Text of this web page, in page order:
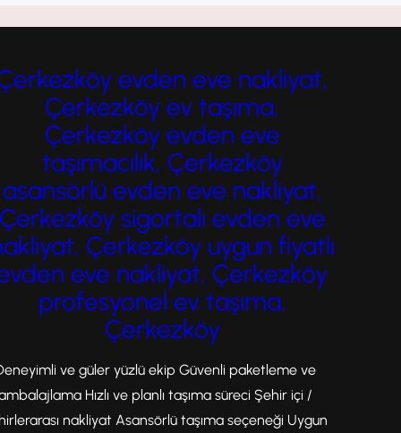
önem kazanmaktadır. Profesyonel nakliyat
firmaları sayesinde taşınma süreci artık
çok daha hızlı, güvenli ve stressiz bir hale…
evden eve nakliyat,
Çerkezköy ev taşıma,
Çerkezköy evden eve
taşımacılık, Çerkezköy
asansörlü evden eve nakliyat,
sigortalı evden eve
Çerkezköy uygun fiyatlı
eve nakliyat, Çerkezköy
profesyonel ev taşıma,
Çerkezköy
ve güler yüzlü ekip Güvenli paketleme ve
Hızlı ve planlı taşıma süreci Şehir içi /
nakliyat Asansörlü taşıma seçeneği Uygun